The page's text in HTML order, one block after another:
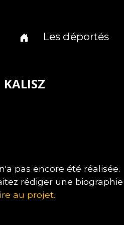
Les déportés
pas encore été réalisée.
rédiger une biographie
au projet.